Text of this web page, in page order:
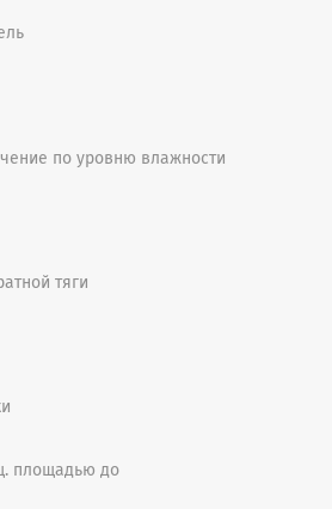
по уровню влажности
тяги
площадью до